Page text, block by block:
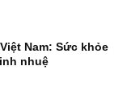
Nam: Sức khỏe
nhuệ